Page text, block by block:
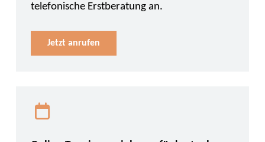
telefonische Erstberatung an.
Jetzt anrufen